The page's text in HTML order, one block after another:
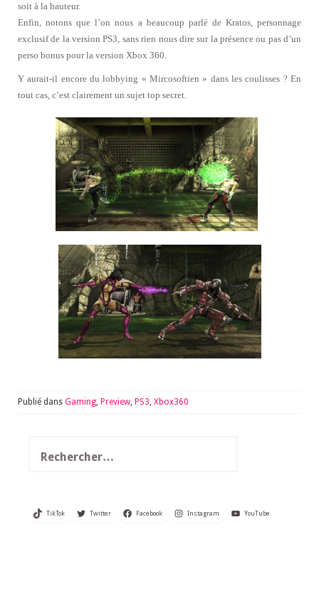
soit à la hauteur.
Enfin, notons que l’on nous a beaucoup parlé de Kratos, personnage
exclusif de la version PS3, sans rien nous dire sur la présence ou pas d’un
perso bonus pour la version Xbox 360.
Y aurait-il encore du lobbying « Mircosoftien » dans les coulisses ? En
tout cas, c’est clairement un sujet top secret.
Publié dans Gaming Preview PS3 Xbox360
TikTok Twitter Facebook Instagram YouTube